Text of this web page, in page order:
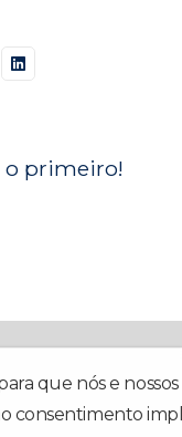
o primeiro!
que nós e
consentimento
mais alegria!